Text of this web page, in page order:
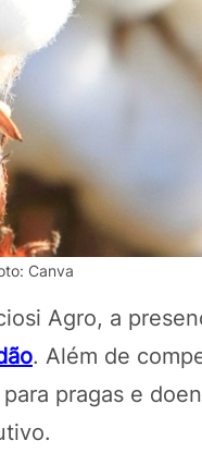
Canva
Agro, a
. Além de
pragas e